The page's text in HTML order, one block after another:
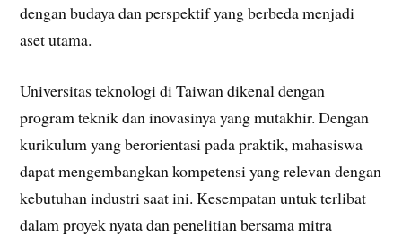
dengan budaya dan perspektif yang berbeda menjadi
aset utama.
Universitas teknologi di Taiwan dikenal dengan
program teknik dan inovasinya yang mutakhir. Dengan
kurikulum yang berorientasi pada praktik, mahasiswa
dapat mengembangkan kompetensi yang relevan dengan
kebutuhan industri saat ini. Kesempatan untuk terlibat
dalam proyek nyata dan penelitian bersama mitra